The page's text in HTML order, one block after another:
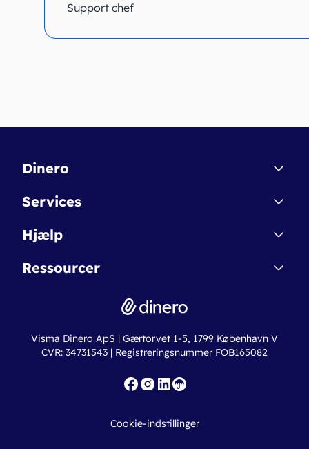
Support chef
Dinero
Kontakt
Betingelser & Sikkerhed
Nye funktioner
Services
Dinero Starter
Dinero Pro
Erhvervslån
Fakturaskabeloner
Hjælp
Regnskabsordbogen
Online regnskabskurser
Ressourcer
Ny virksomhed
Iværksætterlegat
Visma Dinero ApS | Gærtorvet 1-5, 1799 København V
CVR: 34731543 | Registreringsnummer FOB165082
Cookie-indstillinger